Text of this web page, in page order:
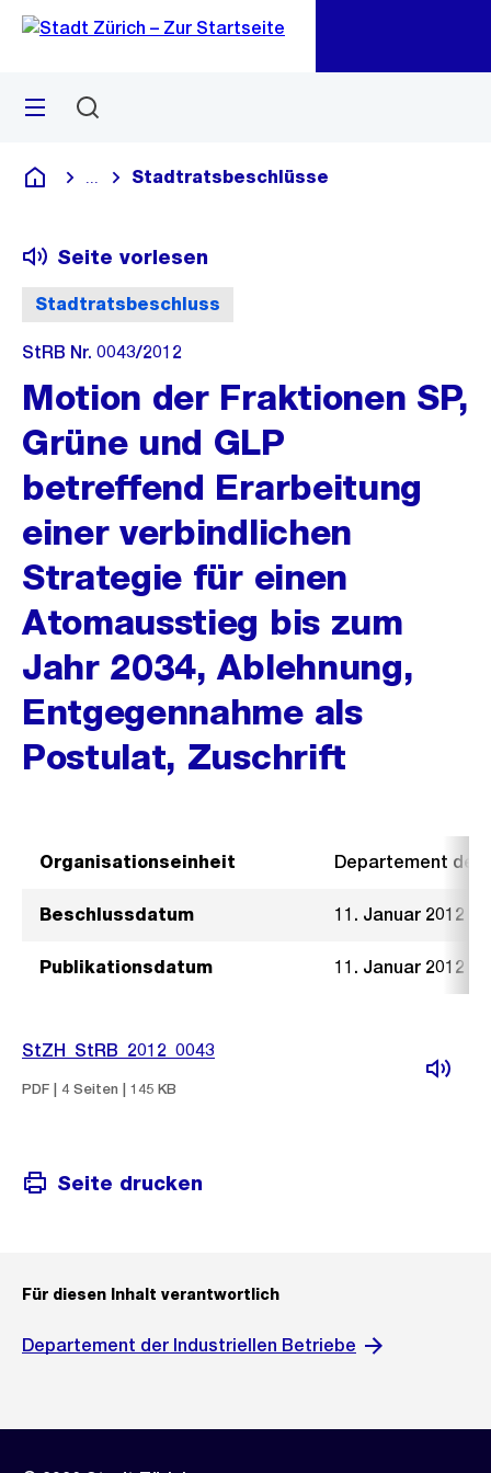
Navigation
Sprunglink
Menü
Deutsch
Blende alle Breadcrumbs ein
Stadtratsbeschlüsse
Stadtratsbeschluss
Seite vorlesen
StRB Nr. 0043/2012
Motion der Fraktionen SP,
Grüne und GLP
betreffend Erarbeitung
einer verbindlichen
Strategie für einen
Atomausstieg bis zum
Jahr 2034, Ablehnung,
Entgegennahme als
Postulat, Zuschrift
Organisationseinheit Departement der
Beschlussdatum 11. Januar 2012
Publikationsdatum 11. Januar 2012
StZH_StRB_2012_0043
PDF | 4 Seiten | 145 KB
Seite drucken
Für diesen Inhalt verantwortlich
Departement der Industriellen Betriebe